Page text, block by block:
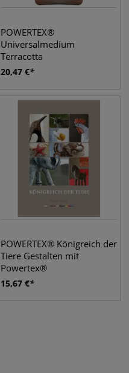
POWERTEX®
Universalmedium
Terracotta
20,47 €
POWERTEX® Königreich der
Tiere Gestalten mit
Powertex®
15,67 €